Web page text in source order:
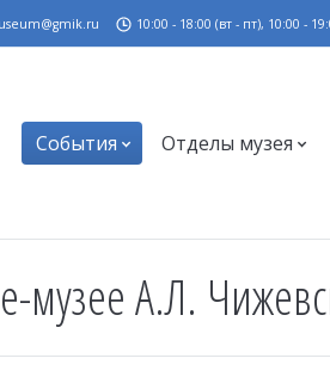
10:00 - 18:00 (вт - пт), 10:00 -
События Отделы музея
А.Л.